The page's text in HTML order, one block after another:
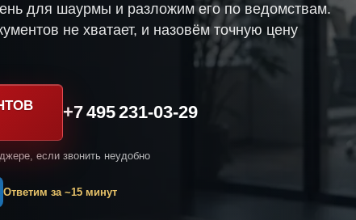
для шаурмы и разложим его по ведомствам.
не хватает, и назовём точную цену
+7 495 231-03-29
если звонить неудобно
Ответим за ~15 минут